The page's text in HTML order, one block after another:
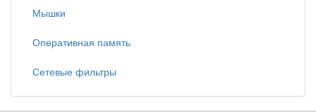
Мышки
Оперативная память
Сетевые фильтры